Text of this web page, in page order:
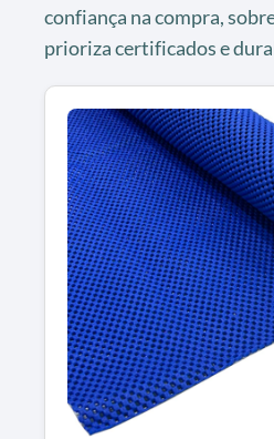
confiança na compra,
prioriza certificados e